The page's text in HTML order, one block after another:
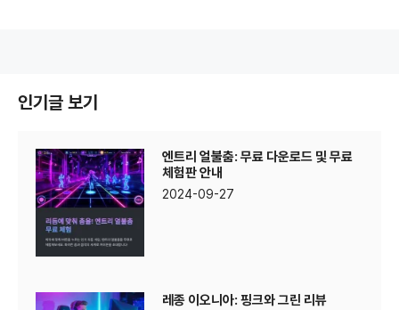
인기글 보기
엔트리 얼불춤: 무료 다운로드 및 무료
체험판 안내
2024-09-27
레종 이오니아: 핑크와 그린 리뷰